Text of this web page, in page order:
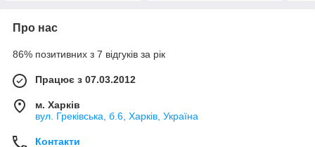
Про нас
86% позитивних з 7 відгуків за рік
Працює з 07.03.2012
м. Харків
вул. Греківська, б.6, Харків, Україна
Контакти